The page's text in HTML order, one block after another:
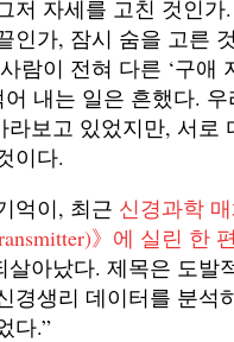
저 자세를 고친 것인가
인가, 잠시 숨을 고른
람이 전혀 다른 ‘구애
어 내는 일은 흔했다.
라보고 있었지만, 서로
이다.
억이, 최근 신경과학
》에 실린 한
살아났다. 제목은 도발
경생리 데이터를 분석
다.”